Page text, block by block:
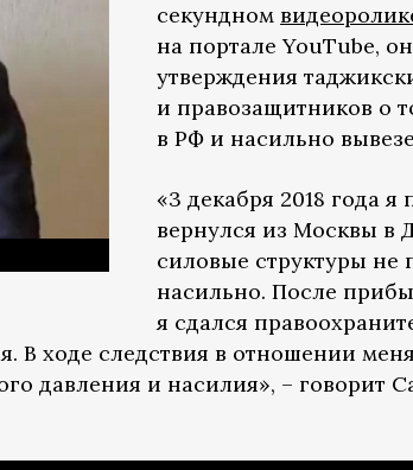
секундном
на портале YouTube,
утверждения
и правозащитников о
в РФ и насильно
«3 декабря 2018 года я
вернулся из Москвы в
силовые структуры не
насильно. После
я сдался
В ходе следствия в отношении
давления и насилия», – говорит